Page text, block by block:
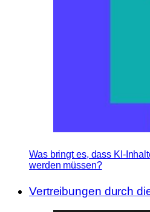
Was bringt es, dass KI-
werden müssen?
Vertreibungen durch